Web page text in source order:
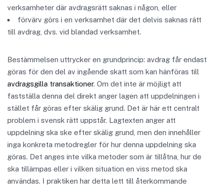
verksamheter där avdragsrätt saknas i någon, eller
förvärv görs i en verksamhet där det delvis saknas rätt
till avdrag, dvs. vid blandad verksamhet.
Bestämmelsen uttrycker en grundprincip: avdrag får endast
göras för den del av ingående skatt som kan hänföras till
avdragsgilla transaktioner. Om det inte är möjligt att
fastställa denna del direkt anger lagen att uppdelningen i
stället får göras efter skälig grund. Det är här ett centralt
problem i svensk rätt uppstår. Lagtexten anger att
uppdelning ska ske efter skälig grund, men den innehåller
inga konkreta metodregler för hur denna uppdelning ska
göras. Det anges inte vilka metoder som är tillåtna, hur de
ska tillämpas eller i vilken situation en viss metod ska
användas. I praktiken har detta lett till återkommande